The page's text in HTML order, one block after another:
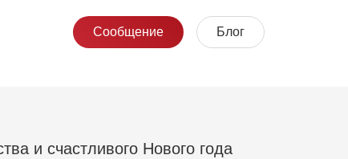
Сообщение Блог
и счастливого Нового года